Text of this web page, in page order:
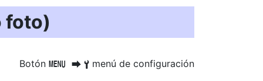
foto)
Botón G U B menú de configuración